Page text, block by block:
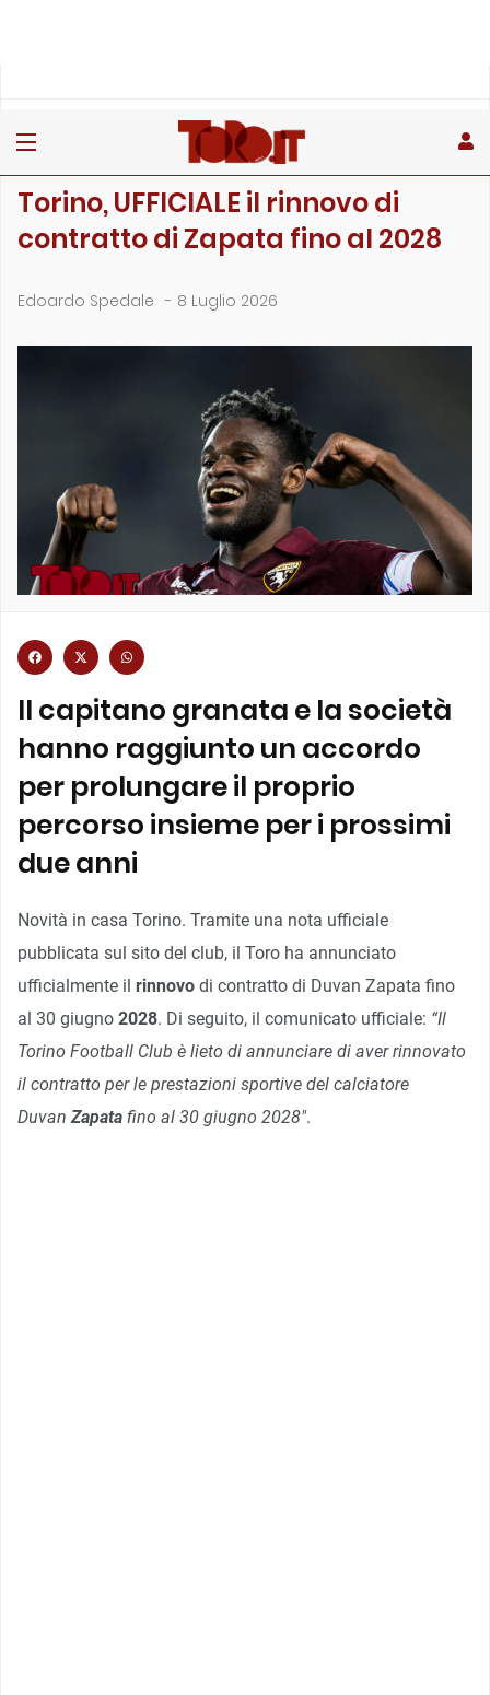
Torino, UFFICIALE il rinnovo di
contratto di Zapata fino al 2028
Edoardo Spedale - 8 Luglio 2026
Il capitano granata e la società
hanno raggiunto un accordo
per prolungare il proprio
percorso insieme per i prossimi
due anni
Novità in casa Torino. Tramite una nota ufficiale
pubblicata sul sito del club, il Toro ha annunciato
ufficialmente il rinnovo di contratto di Duvan Zapata fino
al 30 giugno 2028. Di seguito, il comunicato ufficiale: “Il
Torino Football Club è lieto di annunciare di aver rinnovato
il contratto per le prestazioni sportive del calciatore
Duvan Zapata fino al 30 giugno 2028″.